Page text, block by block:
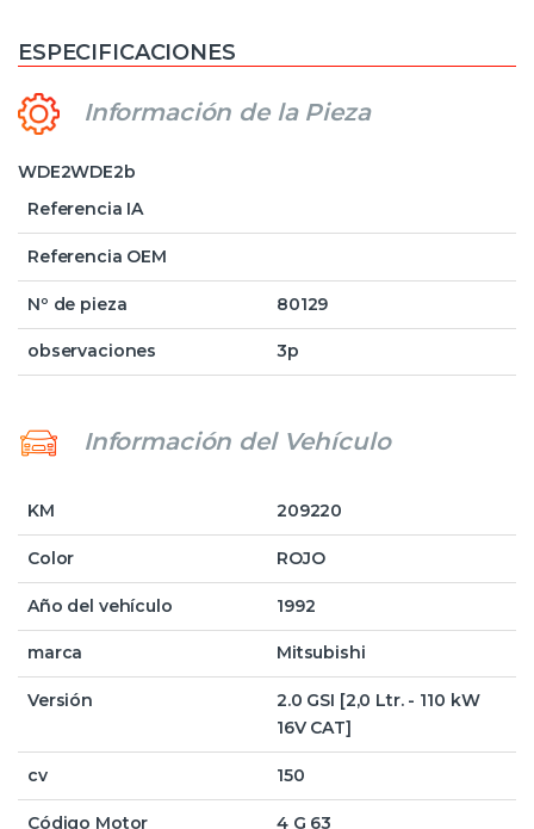
ESPECIFICACIONES
Información de la Pieza
WDE2WDE2b
Referencia IA
Referencia OEM
Nº de pieza 80129
observaciones 3p
Información del Vehículo
KM 209220
Color ROJO
Año del vehículo 1992
marca Mitsubishi
Versión
2.0 GSI [2,0 Ltr. - 110 kW
16V CAT]
cv 150
Código Motor 4 G 63